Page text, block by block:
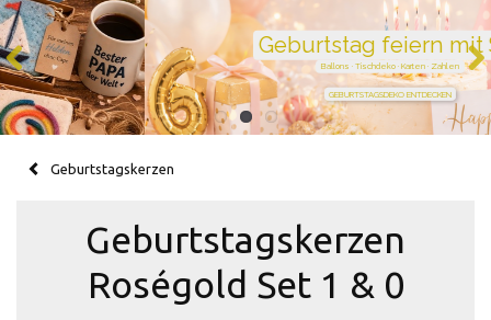
Geburtstag feiern mit Stil
Ballons · Tischdeko · Karten · Zahlen
GEBURTSTAGSDEKO ENTDECKEN
Geburtstagskerzen
Geburtstagskerzen
Roségold Set 1 & 0